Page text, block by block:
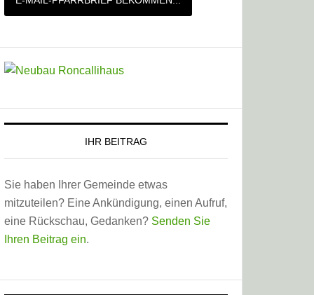
IHR BEITRAG
Sie haben Ihrer Gemeinde etwas
mitzuteilen? Eine Ankündigung, einen Aufruf,
eine Rückschau, Gedanken? Senden Sie
Ihren Beitrag ein.